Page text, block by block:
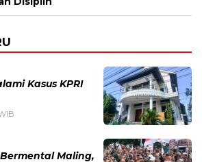
Kasus KPRI
Maling,